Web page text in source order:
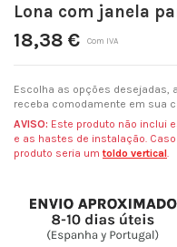
Lona com janela
18,38 € Com IVA
Escolha as opções desejadas,
receba comodamente em sua
AVISO: Este produto não inclui
e as hastes de instalação.
produto seria umtoldo vertical.